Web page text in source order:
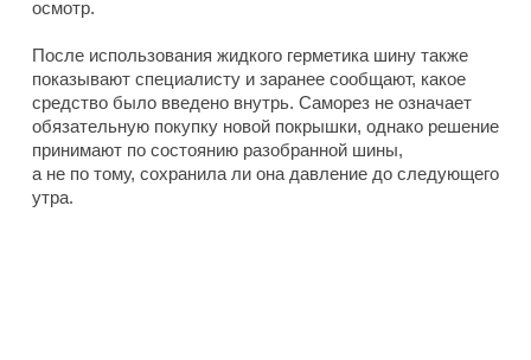
осмотр.
После использования жидкого герметика шину также
показывают специалисту и заранее сообщают, какое
средство было введено внутрь. Саморез не означает
обязательную покупку новой покрышки, однако решение
принимают по состоянию разобранной шины,
а не по тому, сохранила ли она давление до следующего
утра.